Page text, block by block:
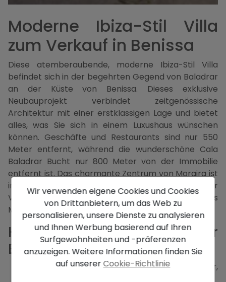
Moderne Ibiza-Stil Villa
zum Verkauf in Benissa
Diese atemberaubende, moderne Ibiza-Stil Villa
befindet sich in der begehrten Gegend von Baladrar
an der Küste von Benissa. Dieses exklusive
Neubauprojekt verbindet zeitgenössische
Architektur mit einer erstklassigen Lage und bietet
alles, was Sie sich in einem Luxushaus wünschen
können. Geschäfte und Restaurants sind nur 550
Meter entfernt, während die wunderschöne Cala
Baladrar Bucht nur 800 Meter von der Immobilie
entfernt ist. Das charmante Zentrum von Moraira ist
in 10 Minuten mit dem Auto zu erreichen. Von der
Villa aus genießen Sie spektakuläre Ausblicke auf das
Mittelmeer und den ikonischen Peñón de Ifach.
Hauptmerkmale dieser
Benissa Villa
Exklusive Neubau Ibiza-Stil Villa in Baladrar,
Wir verwenden eigene Cookies und Cookies
von Drittanbietern, um das Web zu
personalisieren, unsere Dienste zu analysieren
und Ihnen Werbung basierend auf Ihren
Surfgewohnheiten und -präferenzen
anzuzeigen. Weitere Informationen finden Sie
auf unsererCookie-Richtlinie